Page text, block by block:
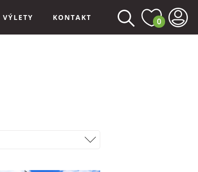
VÝLETY KONTAKT 0